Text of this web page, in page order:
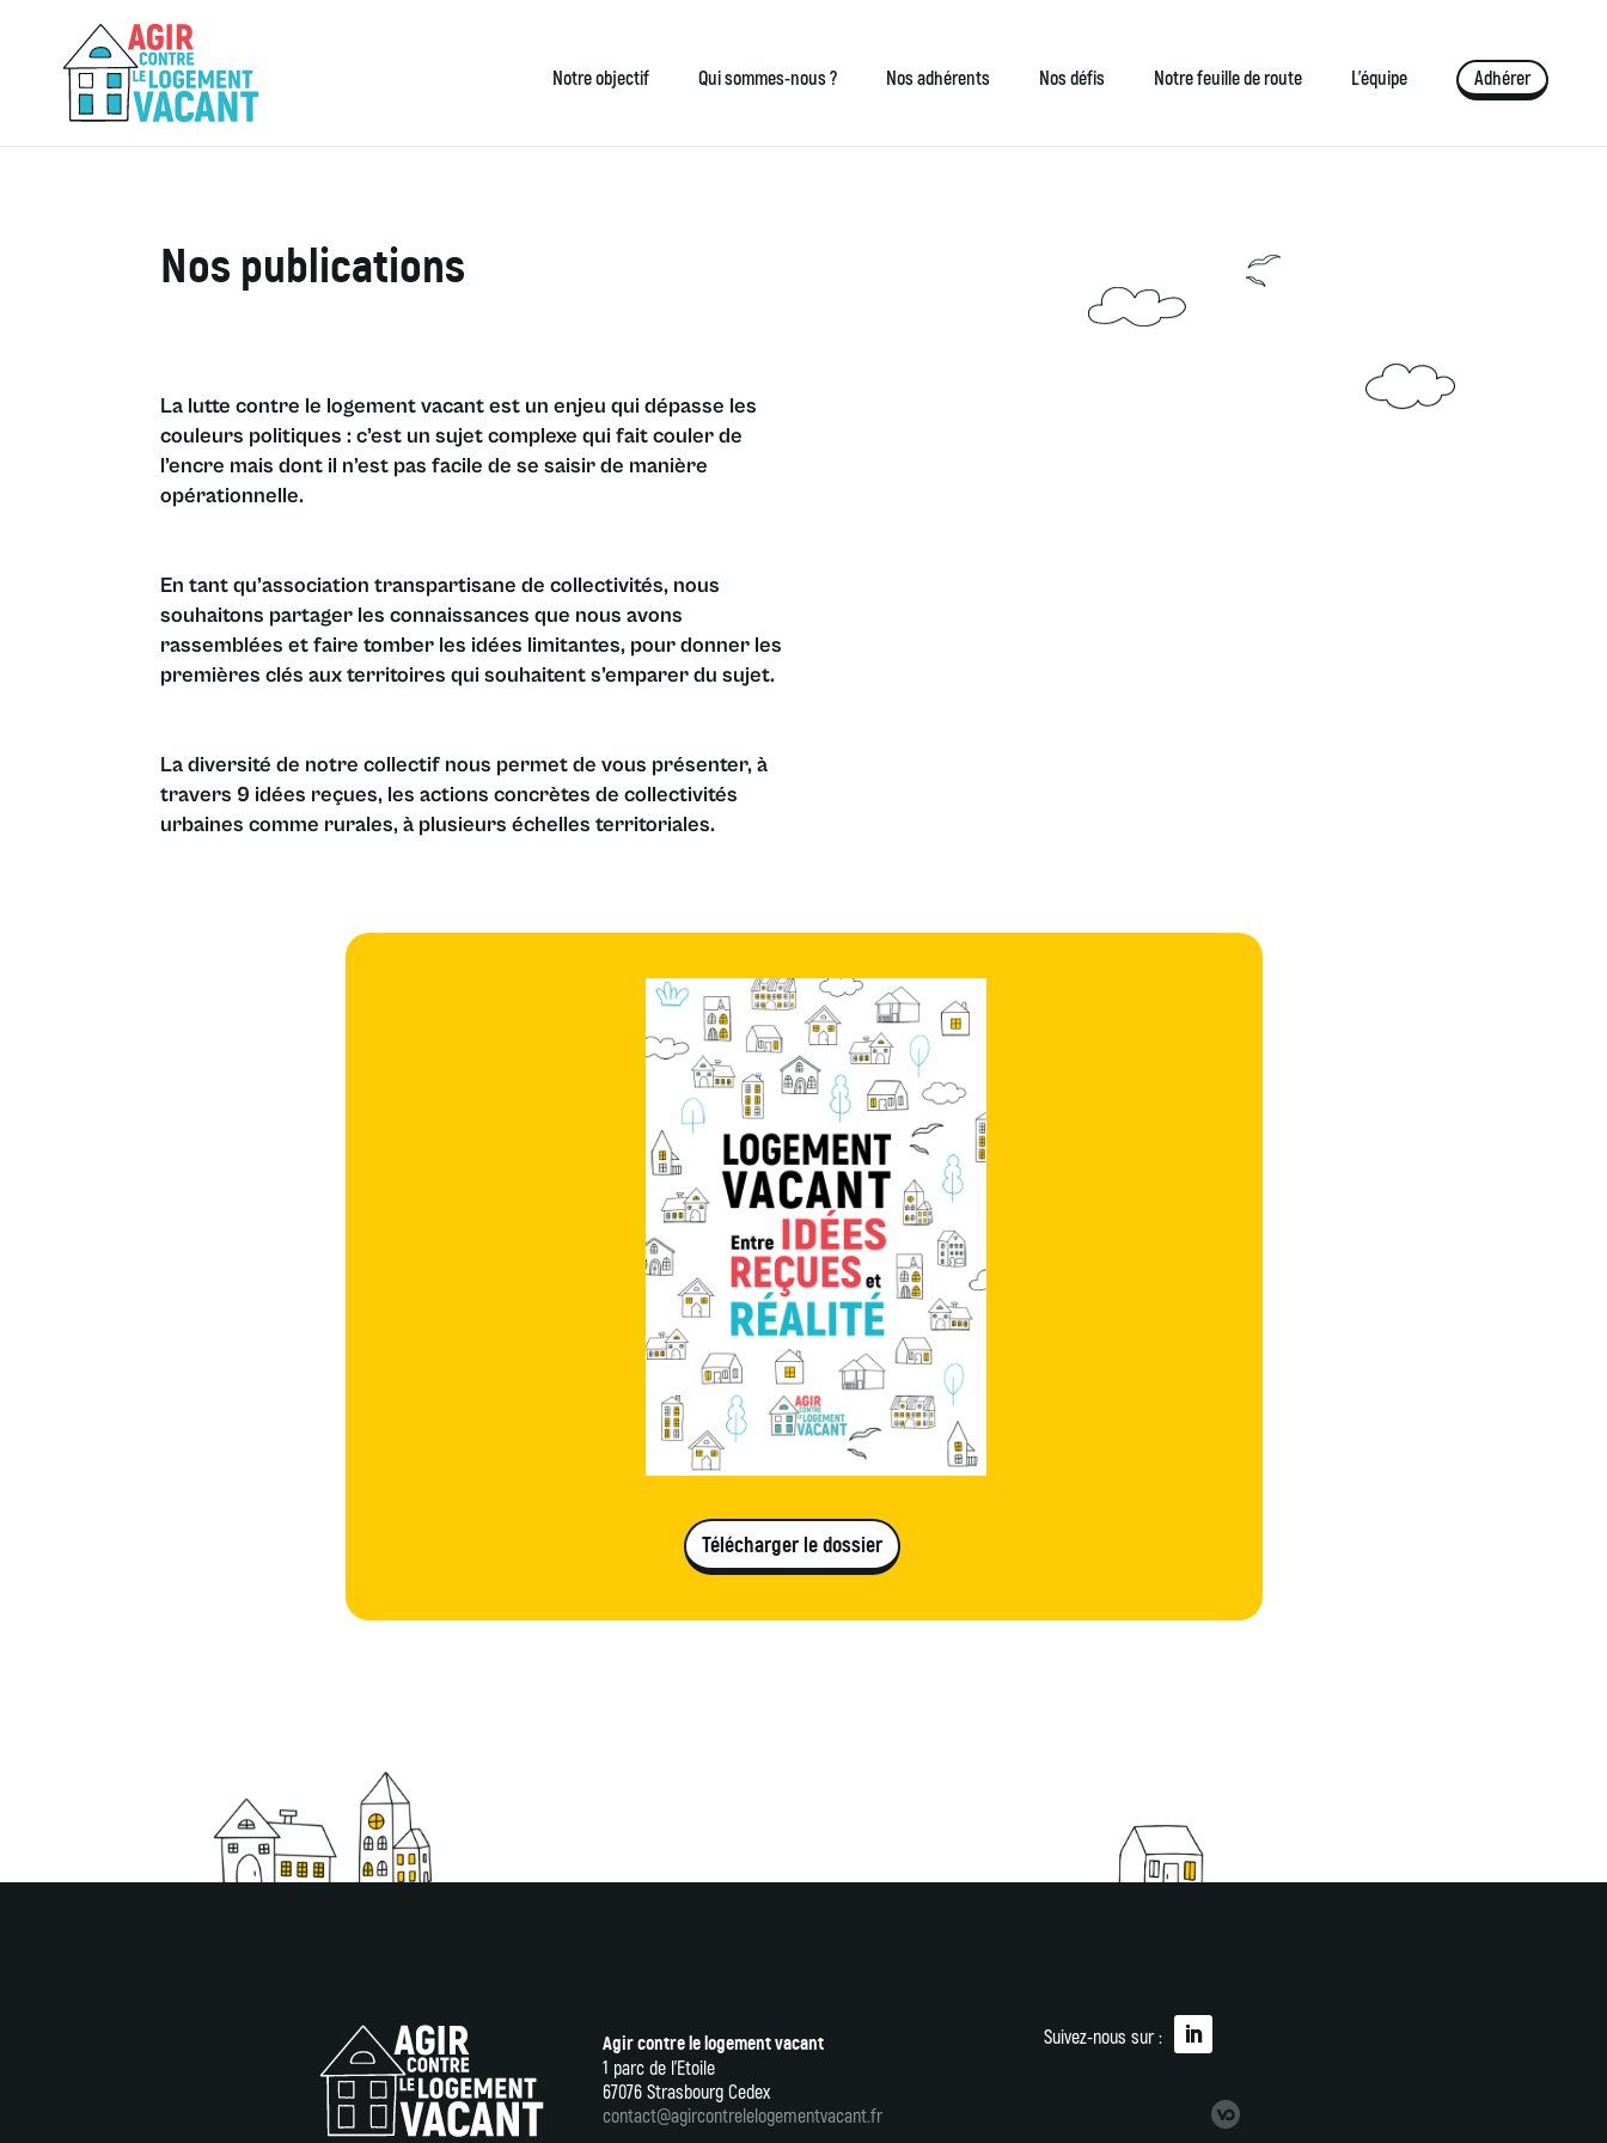
Notre objectif Qui sommes-nous ? Nos adhérents Nos défis Notre feuille de route L’équipe Adhérer
Nos publications
La lutte contre le logement vacant est un enjeu qui dépasse les
couleurs politiques : c’est un sujet complexe qui fait couler de
l’encre mais dont il n’est pas facile de se saisir de manière
opérationnelle.
En tant qu’association transpartisane de collectivités, nous
souhaitons partager les connaissances que nous avons
rassemblées et faire tomber les idées limitantes, pour donner les
premières clés aux territoires qui souhaitent s’emparer du sujet.
La diversité de notre collectif nous permet de vous présenter, à
travers 9 idées reçues, les actions concrètes de collectivités
urbaines comme rurales, à plusieurs échelles territoriales.
Télécharger le dossier
Agir contre le logement vacant
1 parc de l’Etoile
67076 Strasbourg Cedex
contact@agircontrelelogementvacant.fr
Suivez-nous sur :